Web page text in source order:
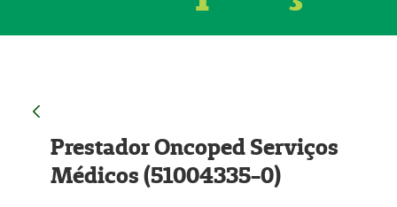
Prestador Oncoped Serviços
Médicos (51004335-0)